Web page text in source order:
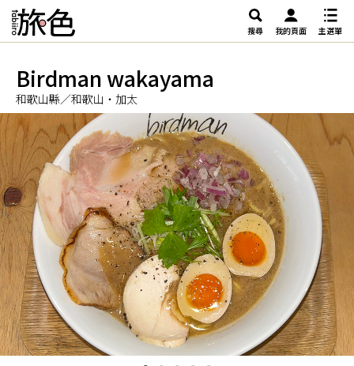
搜尋 我的頁面 主選單
Birdman wakayama
和歌山縣／和歌山・加太